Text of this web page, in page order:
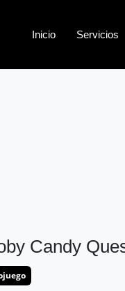
Inicio Servicios
Candy